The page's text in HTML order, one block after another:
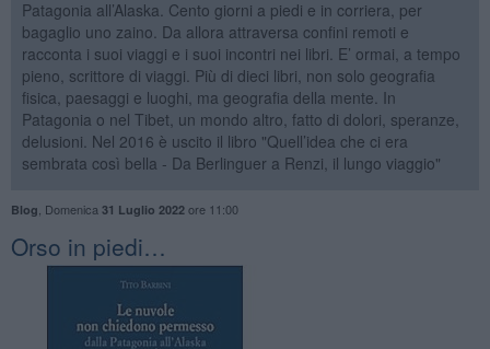
Patagonia all’Alaska. Cento giorni a piedi e in corriera, per
bagaglio uno zaino. Da allora attraversa confini remoti e
racconta i suoi viaggi e i suoi incontri nei libri. E’ ormai, a tempo
pieno, scrittore di viaggi. Più di dieci libri, non solo geografia
fisica, paesaggi e luoghi, ma geografia della mente. In
Patagonia o nel Tibet, un mondo altro, fatto di dolori, speranze,
delusioni. Nel 2016 è uscito il libro "Quell’idea che ci era
sembrata così bella - Da Berlinguer a Renzi, il lungo viaggio"
Blog Domenica 31 Luglio 2022ore 11:00
Orso in piedi…